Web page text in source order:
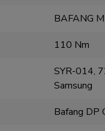
BAFANG
110 Nm
SYR-014,
Samsung
Bafang DP